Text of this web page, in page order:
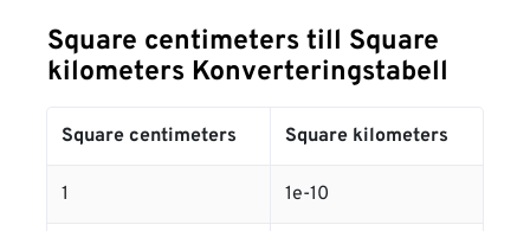
Square centimeters till Square
kilometers Konverteringstabell
Square centimeters Square kilometers
1 1e-10